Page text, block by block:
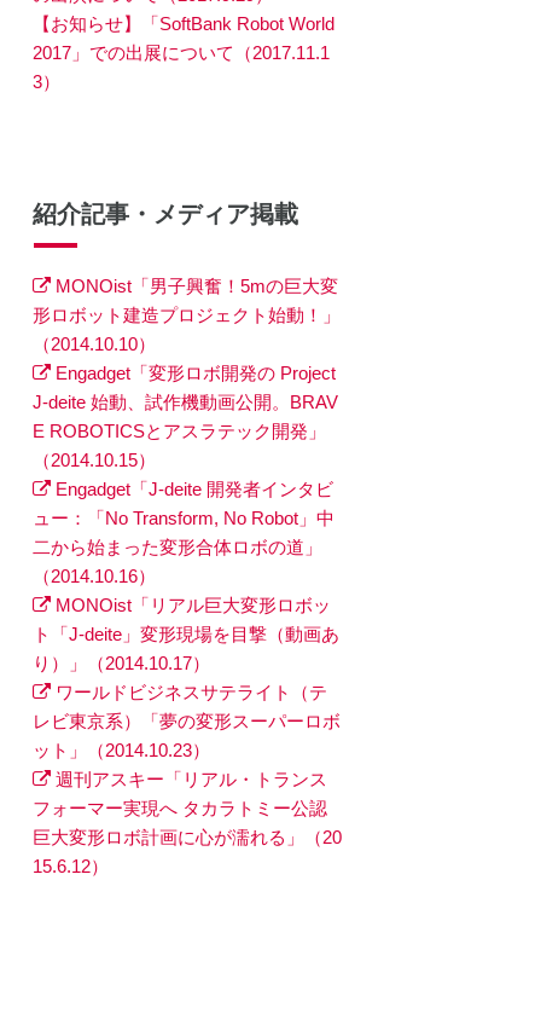
【お知らせ】「SoftBank Robot World
2017」での出展について（2017.11.1
3）
紹介記事・メディア掲載
MONOist「男子興奮！5mの巨大変
形ロボット建造プロジェクト始動！」
（2014.10.10）
Engadget「変形ロボ開発の Project
J-deite 始動、試作機動画公開。BRAV
E ROBOTICSとアスラテック開発」
（2014.10.15）
Engadget「J-deite 開発者インタビ
ュー：「No Transform, No Robot」中
二から始まった変形合体ロボの道」
（2014.10.16）
MONOist「リアル巨大変形ロボッ
ト「J-deite」変形現場を目撃（動画あ
り）」（2014.10.17）
ワールドビジネスサテライト（テ
レビ東京系）「夢の変形スーパーロボ
ット」（2014.10.23）
週刊アスキー「リアル・トランス
フォーマー実現へ タカラトミー公認
巨大変形ロボ計画に心が濡れる」（20
15.6.12）